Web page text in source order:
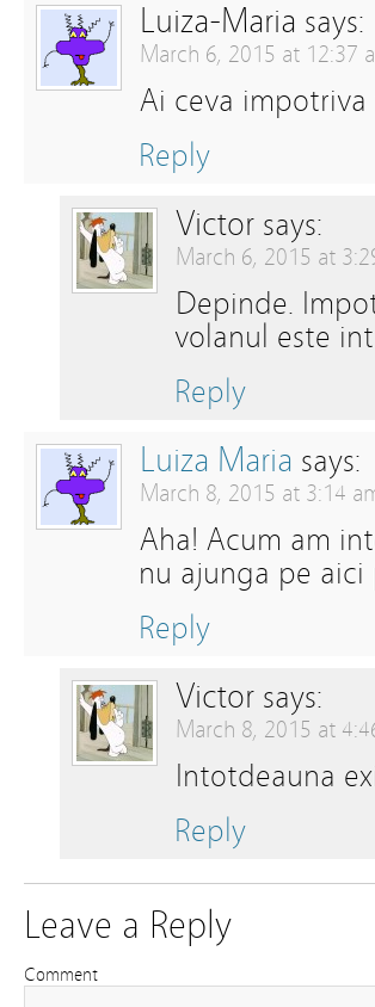
Luiza-Maria says:
March 6, 2015 at 12:37
Ai ceva impotriva
Reply
Victor says:
March 6, 2015 at
Depinde.
volanul este
Reply
Luiza Maria says:
March 8, 2015 at 3:14
Aha! Acum am
nu ajunga pe aici
Reply
Victor says:
March 8, 2015 at
Intotdeauna
Reply
Leave a Reply
Comment